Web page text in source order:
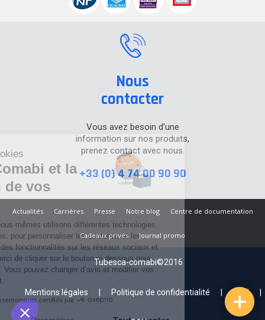
Nous
contacter
Vous avez besoin d’une
information sur nos produits,
prenez contact avec nous.
+33 (0) 4 74 00 90 90
Actualités Carrières Presse Notre blog Centre de documentation
Cadeaux privés Journal promo
Tubesca-comabi©2016
Mentions légales Politique de confidentialité CGU
Informations cookies
Tubesca-Comabi et la
protection de vos
données
Nos partenaires et nous-mêmes utilisons différentes technologies,
telles que les cookies, pour personnaliser les contenus et les
publicités, proposer des fonctionnalités sur les réseaux sociaux et
analyser le trafic. Merci de cliquer sur le bouton ci-dessous pour
donner votre accord. Vous pouvez changer d’avis et modifier vos
choix à tout moment.
Consentements certifiés par